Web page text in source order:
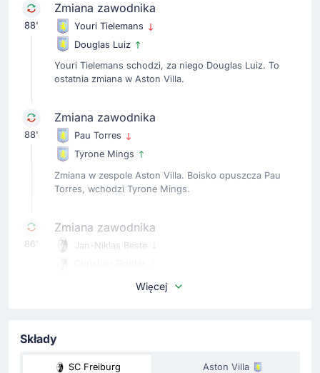
88'
Zmiana zawodnika
Youri Tielemans
Douglas Luiz
Youri Tielemans schodzi, za niego Douglas Luiz. To
ostatnia zmiana w Aston Villa.
88'
Zmiana zawodnika
Pau Torres
Tyrone Mings
Zmiana w zespole Aston Villa. Boisko opuszcza Pau
Torres, wchodzi Tyrone Mings.
86'
Zmiana zawodnika
Jan-Niklas Beste
SC Freiburg, Julian Schuster dokonuje ostatniej zmiany
John McGinn
Więcej
Składy
SC Freiburg Aston Villa